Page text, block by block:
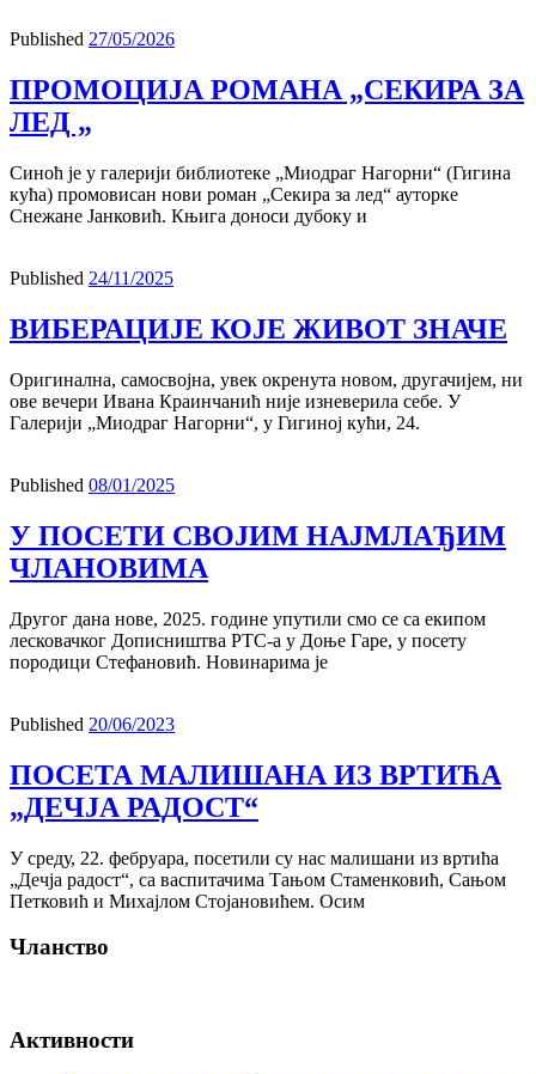
Published 27/05/2026
ПРОМОЦИЈА РОМАНА „СЕКИРА ЗА
ЛЕД „
Синоћ је у галерији библиотеке „Миодраг Нагорни“ (Гигина
кућа) промовисан нови роман „Секира за лед“ ауторке
Снежане Јанковић. Књига доноси дубоку и
Published 24/11/2025
ВИБЕРАЦИЈЕ КОЈЕ ЖИВОТ ЗНАЧЕ
Оригинална, самосвојна, увек окренута новом, другачијем, ни
ове вечери Ивана Краинчанић није изневерила себе. У
Галерији „Миодраг Нагорни“, у Гигиној кући, 24.
Published 08/01/2025
У ПОСЕТИ СВОЈИМ НАЈМЛАЂИМ
ЧЛАНОВИМА
Другог дана нове, 2025. године упутили смо се са екипом
лесковачког Дописништва РТС-а у Доње Гаре, у посету
породици Стефановић. Новинарима је
Published 20/06/2023
ПОСЕТА МАЛИШАНА ИЗ ВРТИЋА
„ДЕЧЈА РАДОСТ“
У среду, 22. фебруара, посетили су нас малишани из вртића
„Дечја радост“, са васпитачима Тањом Стаменковић, Сањом
Петковић и Михајлом Стојановићем. Осим
Чланство
Активности